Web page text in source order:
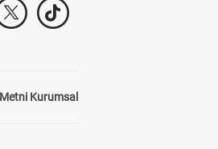
Kurumsal